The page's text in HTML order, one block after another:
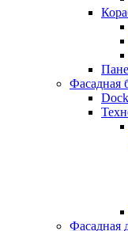
Фасадная
Фасадная